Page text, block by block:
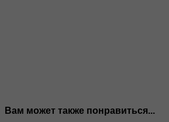
Вам может также понравиться...